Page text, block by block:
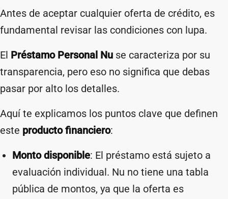
Antes de aceptar cualquier oferta de crédito, es
fundamental revisar las condiciones con lupa.
El Préstamo Personal Nu se caracteriza por su
transparencia, pero eso no significa que debas
pasar por alto los detalles.
Aquí te explicamos los puntos clave que definen
este producto financiero:
Monto disponible: El préstamo está sujeto a
evaluación individual. Nu no tiene una tabla
pública de montos, ya que la oferta es